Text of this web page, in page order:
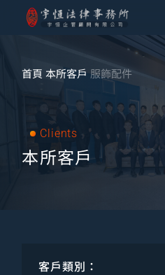
首頁 本所客戶 服飾配件
Clients
本所客戶
客戶類別：